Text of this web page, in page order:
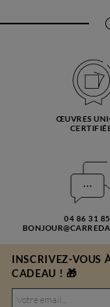
ŒUVRES
04 86 31
INSCRIVEZ-VOUS
CADEAU ! 🎁